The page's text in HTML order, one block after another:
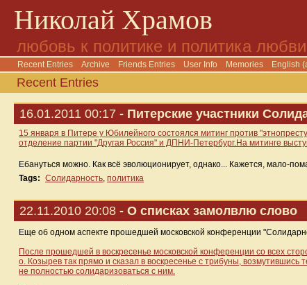
Николай Храмов
любовь к политике и политика любви
Recent Entries Archive Friends Entries User Info Memories English
Recent Entries
16.01.2011 00:17 - Питерские участники
15 января в Питере у Юбилейного состоялся митинг против
отделение партии "Другая Россия" и ДПНИ-Петербург.На митинге
Ебануться можно. Как всё эволюционирует, однако... Кажется, мало-
Tags: Солидарность, политика
22.11.2010 20:08 - О списках замолвлю слово
Еще об одном аспекте прошедшей московской конференции
После прошедшей в воскресенье московской конференции со всех
о. Козырев так прямо и сказал в воскресенье с трибуны, возмутившись
не полностью солидаризоваться с ним.